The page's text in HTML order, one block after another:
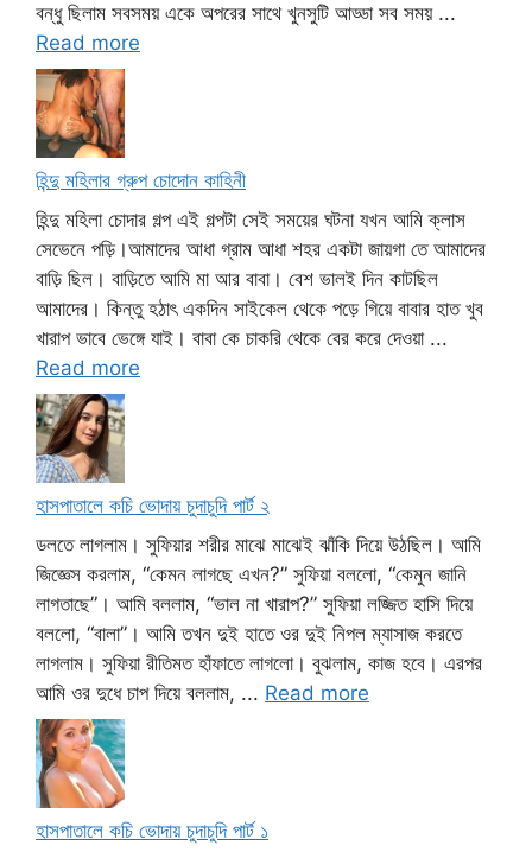
বন্ধু ছিলাম সবসময় একে অপরের সাথে খুনসুটি আড্ডা সব সময় ...
Read more
হিন্দু মহিলার গ্রুপ চোদোন কাহিনী
হিন্দু মহিলা চোদার গল্প এই গল্পটা সেই সময়ের ঘটনা যখন আমি ক্লাস
সেভেনে পড়ি।আমাদের আধা গ্রাম আধা শহর একটা জায়গা তে আমাদের
বাড়ি ছিল। বাড়িতে আমি মা আর বাবা। বেশ ভালই দিন কাটছিল
আমাদের। কিন্তু হঠাৎ একদিন সাইকেল থেকে পড়ে গিয়ে বাবার হাত খুব
খারাপ ভাবে ভেঙ্গে যাই। বাবা কে চাকরি থেকে বের করে দেওয়া ...
Read more
হাসপাতালে কচি ভোদায় চুদাচুদি পার্ট ২
ডলতে লাগলাম। সুফিয়ার শরীর মাঝে মাঝেই ঝাঁকি দিয়ে উঠছিল। আমি
জিজ্ঞেস করলাম, “কেমন লাগছে এখন?” সুফিয়া বললো, “কেমুন জানি
লাগতাছে”। আমি বললাম, “ভাল না খারাপ?” সুফিয়া লজ্জিত হাসি দিয়ে
বললো, “বালা”। আমি তখন দুই হাতে ওর দুই নিপল ম্যাসাজ করতে
লাগলাম। সুফিয়া রীতিমত হাঁফাতে লাগলো। বুঝলাম, কাজ হবে। এরপর
আমি ওর দুধে চাপ দিয়ে বললাম, ... Read more
হাসপাতালে কচি ভোদায় চুদাচুদি পার্ট ১